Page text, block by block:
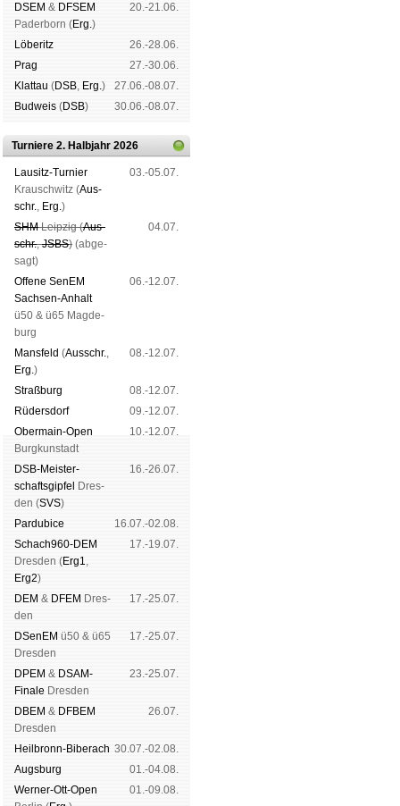
DSEM & DFSEM
Pader­born (Erg.)
20.-21.06.
Lö­be­ritz
26.-28.06.
Prag
27.-30.06.
Klat­tau (DSB, Erg.)
27.06.-08.07.
Bud­weis (DSB) 30.06.-08.07.
Turniere 2. Halbjahr 2026
Lau­sitz-Tur­nier
Krausch­witz (Aus­
schr., Erg.)
03.-05.07.
SHMLeip­zig (Aus­
schr.,JSBS) (ab­ge­
sagt)
04.07.
Offene SenEM
Sach­sen-An­halt
ü50 & ü65 Mag­de­
burg
06.-12.07.
Mans­feld (Aus­schr.,
Erg.)
08.-12.07.
Straß­burg
08.-12.07.
Rüders­dorf
09.-12.07.
Ober­main-Open
Burg­kun­stadt
10.-12.07.
DSB-Meister­
schafts­gipfel
Dres­
den (SVS)
16.-26.07.
Pardu­bice
16.07.-02.08.
Schach960-DEM
Dres­den (Erg1,
Erg2)
17.-19.07.
DEM & DFEM Dres­
den
17.-25.07.
DSenEM ü50 & ü65
Dres­den
17.-25.07.
DPEM & DSAM-
Finale Dres­den
23.-25.07.
DBEM & DFBEM
Dres­den
26.07.
Heil­bronn-Bi­ber­ach 30.07.-02.08.
Augs­burg
01.-04.08.
Werner-Ott-Open
01.-09.08.